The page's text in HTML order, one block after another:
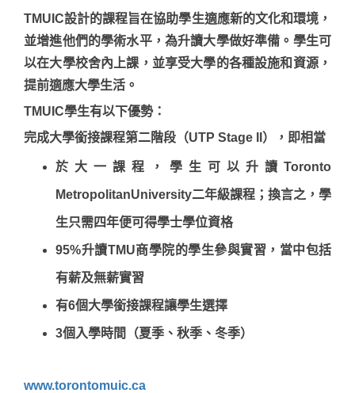
TMUIC設計的課程旨在協助學生適應新的文化和環境，
並增進他們的學術水平，為升讀大學做好準備。學生可
以在大學校舍內上課，並享受大學的各種設施和資源，
提前適應大學生活。
TMUIC學生有以下優勢：
完成大學銜接課程第二階段（UTP Stage II），即相當
於大一課程，學生可以升讀Toronto
MetropolitanUniversity二年級課程；換言之，學
生只需四年便可得學士學位資格
95%升讀TMU商學院的學生參與實習，當中包括
有薪及無薪實習
有6個大學銜接課程讓學生選擇
3個入學時間（夏季、秋季、冬季）
www.torontomuic.ca